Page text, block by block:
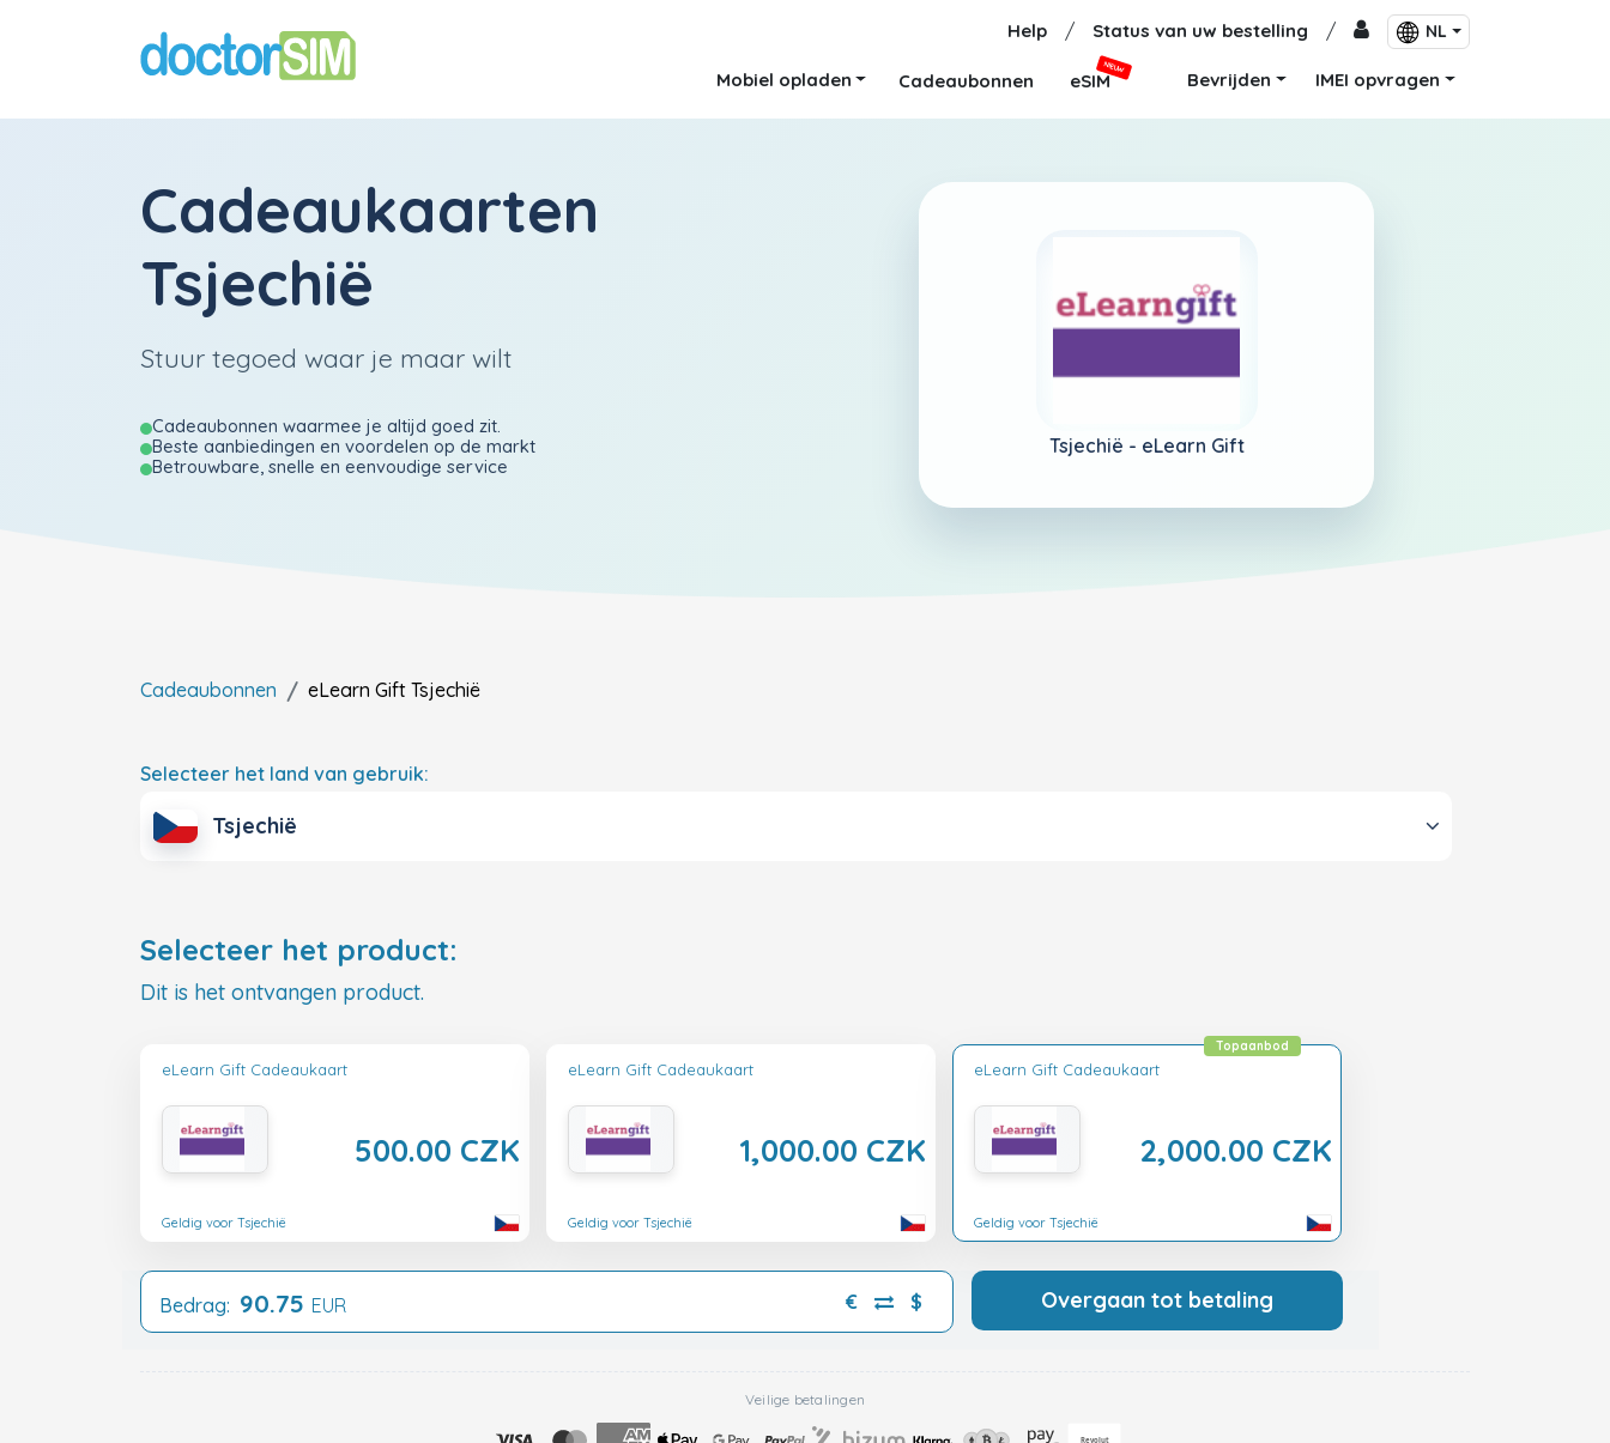
Help / Status van uw bestelling / NL
Mobiel opladen Cadeaubonnen eSIM
NIEUW
Bevrijden IMEI opvragen
Cadeaukaarten
Tsjechië
Stuur tegoed waar je maar wilt
Cadeaubonnen waarmee je altijd goed zit.
Beste aanbiedingen en voordelen op de markt
Betrouwbare, snelle en eenvoudige service
Tsjechië - eLearn Gift
Cadeaubonnen eLearn Gift Tsjechië
Selecteer het land van gebruik:
Tsjechië
Selecteer het product:
Dit is het ontvangen product.
eLearn Gift Cadeaukaart
500.00 CZK
Geldig voor Tsjechië
eLearn Gift Cadeaukaart
1,000.00 CZK
Geldig voor Tsjechië
eLearn Gift Cadeaukaart
2,000.00 CZK
Topaanbod
Geldig voor Tsjechië
Bedrag: 90.75 EUR € $ Overgaan tot betaling
Veilige betalingen